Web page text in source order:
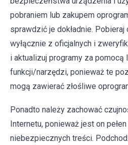
pobraniem lub zakupem
sprawdzić je dokładnie. Pobieraj
wyłącznie z oficjalnych i
i aktualizuj programy za pomocą
funkcji/narzędzi, ponieważ te
mogą zawierać złośliwe
Ponadto należy zachować
Internetu, ponieważ jest on
niebezpiecznych treści.